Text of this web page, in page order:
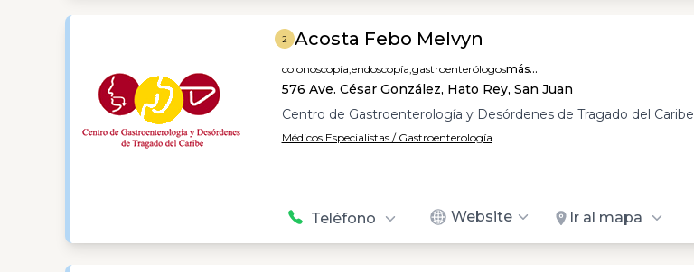
2 Acosta Febo Melvyn
colonoscopía,endoscopía,gastroenterólogosmás...
576 Ave. César González, Hato Rey, San Juan
Centro de Gastroenterología y Desórdenes de Tragado del Caribe
Médicos Especialistas / Gastroenterología
Teléfono Website Ir al mapa